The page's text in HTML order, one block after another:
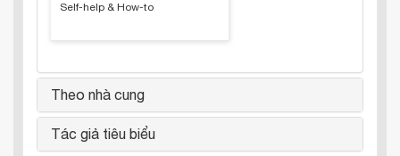
Self-help & How-to
Theo nhà cung
Tác giả tiêu biểu